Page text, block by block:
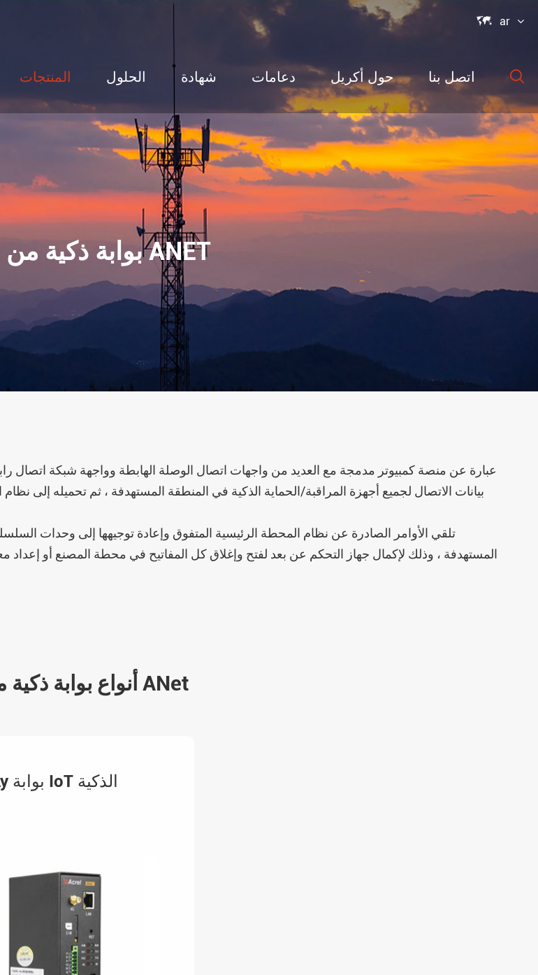
 ar
المنتجات
سلسلة ارد موتور حماية الدائرة التتابع
ARTM سلسلة مراقبة درجة الحرارة
اللاسلكية
والرطوبة
مرحل حماية الجهد المتوسط من
AMC
الحلول شهادة دعامات حول أكريل اتصل بنا 
بوابة ذكية من سلسلة ANET
بيانات الاتصال لجميع أجهزة المراقبة/الحماية الذكية في المنطقة المستهدفة ، ثم تحميله إلى
المستهدفة ، وذلك لإكمال جهاز التحكم عن بعد لفتح وإغلاق كل المفاتيح في محطة المصنع أو
أنواع بوابة ذكية من سلسلة ANet
Ay بوابة IoT الذكية